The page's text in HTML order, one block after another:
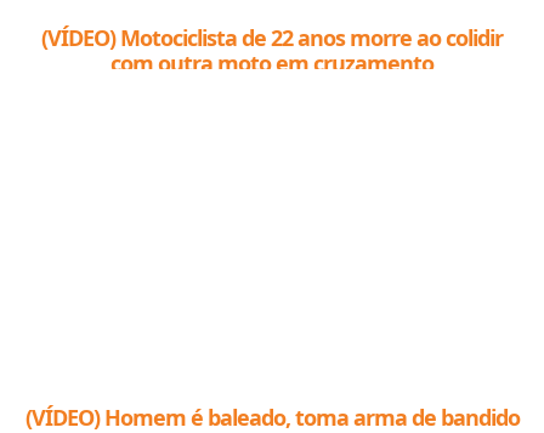
(VÍDEO) Motociclista de 22 anos morre ao colidir
com outra moto em cruzamento
(VÍDEO) Homem é baleado, toma arma de bandido